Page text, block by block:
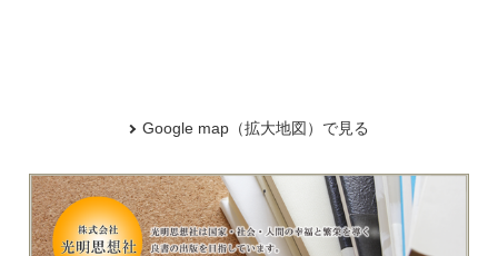
Google map（拡大地図）で見る